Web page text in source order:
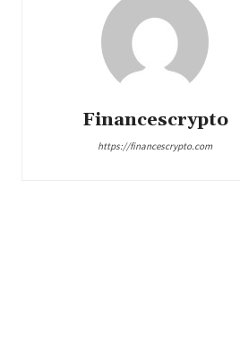
Financescrypto
https://financescrypto.com